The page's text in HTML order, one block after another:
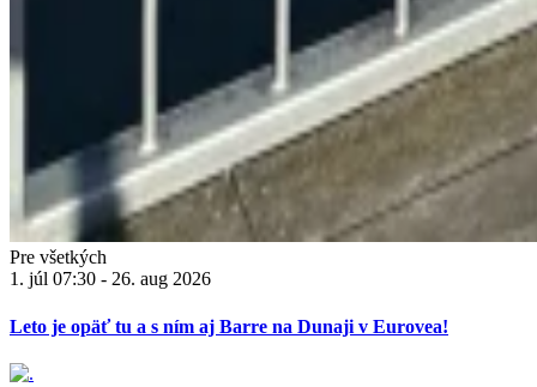
Pre všetkých
1. júl 07:30 - 26. aug 2026
Leto je opäť tu a s ním aj Barre na Dunaji v Eurovea!